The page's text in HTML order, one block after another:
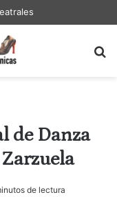
de Danza
de lectura